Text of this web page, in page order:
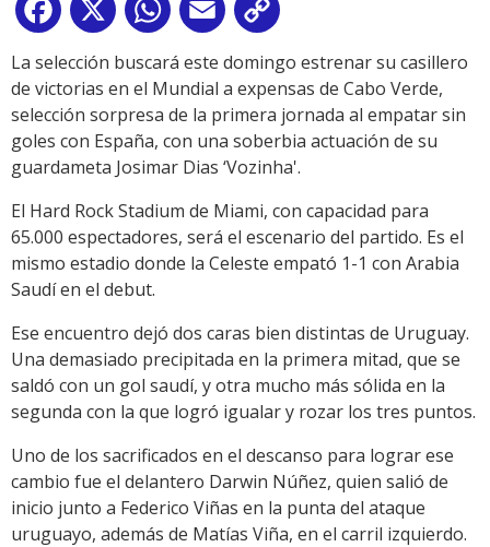
Facebook
X WhatsApp
Email
Link
La selección buscará este domingo estrenar su casillero
de victorias en el Mundial a expensas de Cabo Verde,
selección sorpresa de la primera jornada al empatar sin
goles con España, con una soberbia actuación de su
guardameta Josimar Dias ‘Vozinha'.
El Hard Rock Stadium de Miami, con capacidad para
65.000 espectadores, será el escenario del partido. Es el
mismo estadio donde la Celeste empató 1-1 con Arabia
Saudí en el debut.
Ese encuentro dejó dos caras bien distintas de Uruguay.
Una demasiado precipitada en la primera mitad, que se
saldó con un gol saudí, y otra mucho más sólida en la
segunda con la que logró igualar y rozar los tres puntos.
Uno de los sacrificados en el descanso para lograr ese
cambio fue el delantero Darwin Núñez, quien salió de
inicio junto a Federico Viñas en la punta del ataque
uruguayo, además de Matías Viña, en el carril izquierdo.